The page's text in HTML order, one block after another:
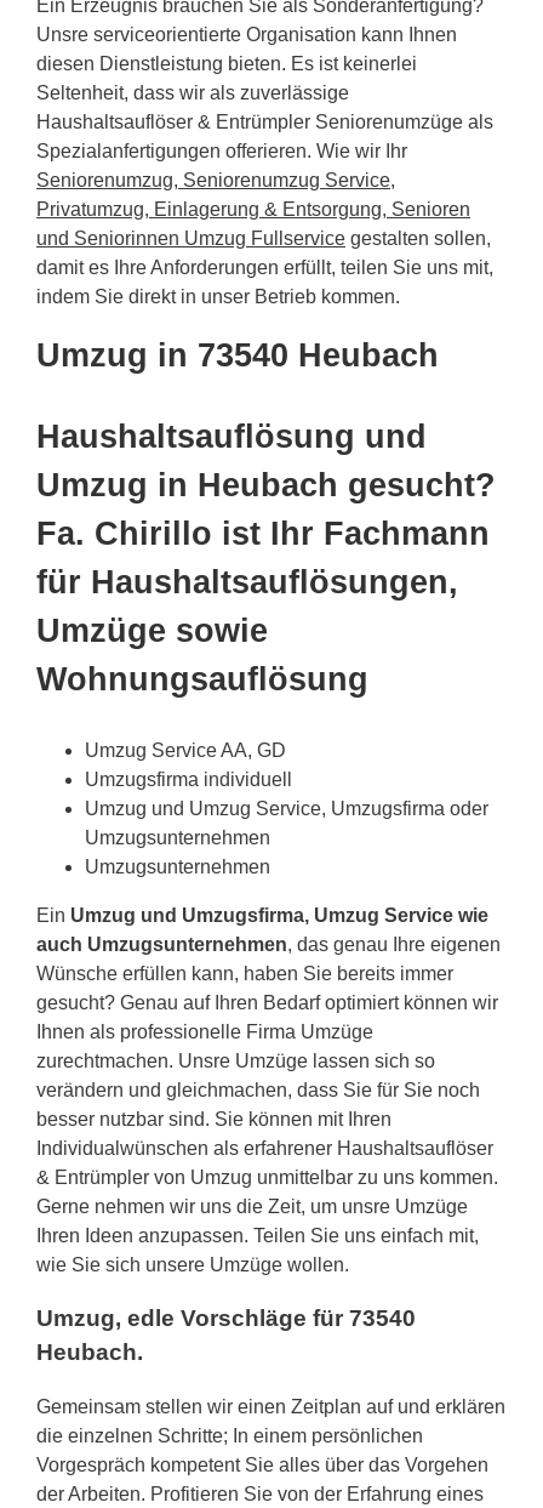
Ein Erzeugnis brauchen Sie als Sonderanfertigung?
Unsre serviceorientierte Organisation kann Ihnen
diesen Dienstleistung bieten. Es ist keinerlei
Seltenheit, dass wir als zuverlässige
Haushaltsauflöser & Entrümpler Seniorenumzüge als
Spezialanfertigungen offerieren. Wie wir Ihr
Seniorenumzug, Seniorenumzug Service,
Privatumzug, Einlagerung & Entsorgung, Senioren
und Seniorinnen Umzug Fullservice gestalten sollen,
damit es Ihre Anforderungen erfüllt, teilen Sie uns mit,
indem Sie direkt in unser Betrieb kommen.
Umzug in 73540 Heubach
Haushaltsauflösung und
Umzug in Heubach gesucht?
Fa. Chirillo ist Ihr Fachmann
für Haushaltsauflösungen,
Umzüge sowie
Wohnungsauflösung
Umzug Service AA, GD
Umzugsfirma individuell
Umzug und Umzug Service, Umzugsfirma oder
Umzugsunternehmen
Umzugsunternehmen
Ein Umzug und Umzugsfirma, Umzug Service wie
auch Umzugsunternehmen, das genau Ihre eigenen
Wünsche erfüllen kann, haben Sie bereits immer
gesucht? Genau auf Ihren Bedarf optimiert können wir
Ihnen als professionelle Firma Umzüge
zurechtmachen. Unsre Umzüge lassen sich so
verändern und gleichmachen, dass Sie für Sie noch
besser nutzbar sind. Sie können mit Ihren
Individualwünschen als erfahrener Haushaltsauflöser
& Entrümpler von Umzug unmittelbar zu uns kommen.
Gerne nehmen wir uns die Zeit, um unsre Umzüge
Ihren Ideen anzupassen. Teilen Sie uns einfach mit,
wie Sie sich unsere Umzüge wollen.
Umzug, edle Vorschläge für 73540
Heubach.
Gemeinsam stellen wir einen Zeitplan auf und erklären
die einzelnen Schritte; In einem persönlichen
Vorgespräch kompetent Sie alles über das Vorgehen
der Arbeiten. Profitieren Sie von der Erfahrung eines